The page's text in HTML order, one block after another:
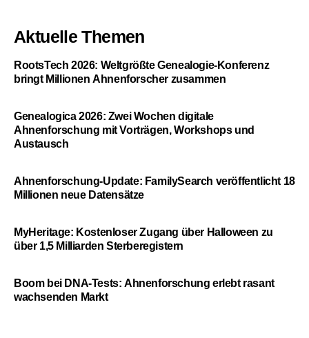
Aktuelle Themen
RootsTech 2026: Weltgrößte Genealogie-Konferenz
bringt Millionen Ahnenforscher zusammen
Genealogica 2026: Zwei Wochen digitale
Ahnenforschung mit Vorträgen, Workshops und
Austausch
Ahnenforschung-Update: FamilySearch veröffentlicht 18
Millionen neue Datensätze
MyHeritage: Kostenloser Zugang über Halloween zu
über 1,5 Milliarden Sterberegistern
Boom bei DNA-Tests: Ahnenforschung erlebt rasant
wachsenden Markt